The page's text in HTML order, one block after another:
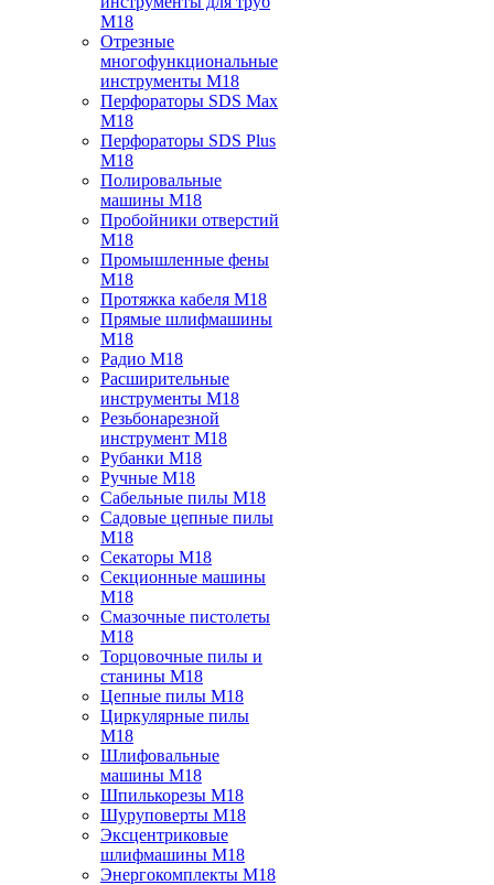
M18
Отрезные
многофункциональные
инструменты M18
Перфораторы SDS Max
M18
Перфораторы SDS Plus
M18
Полировальные
машины M18
Пробойники отверстий
M18
Промышленные фены
M18
Протяжка кабеля M18
Прямые шлифмашины
M18
Радио M18
Расширительные
инструменты M18
Резьбонарезной
инструмент M18
Рубанки M18
Ручные M18
Сабельные пилы M18
Садовые цепные пилы
M18
Секаторы M18
Секционные машины
M18
Смазочные пистолеты
M18
Торцовочные пилы и
станины M18
Цепные пилы M18
Циркулярные пилы
M18
Шлифовальные
машины M18
Шпилькорезы M18
Шуруповерты M18
Эксцентриковые
шлифмашины M18
Энергокомплекты M18